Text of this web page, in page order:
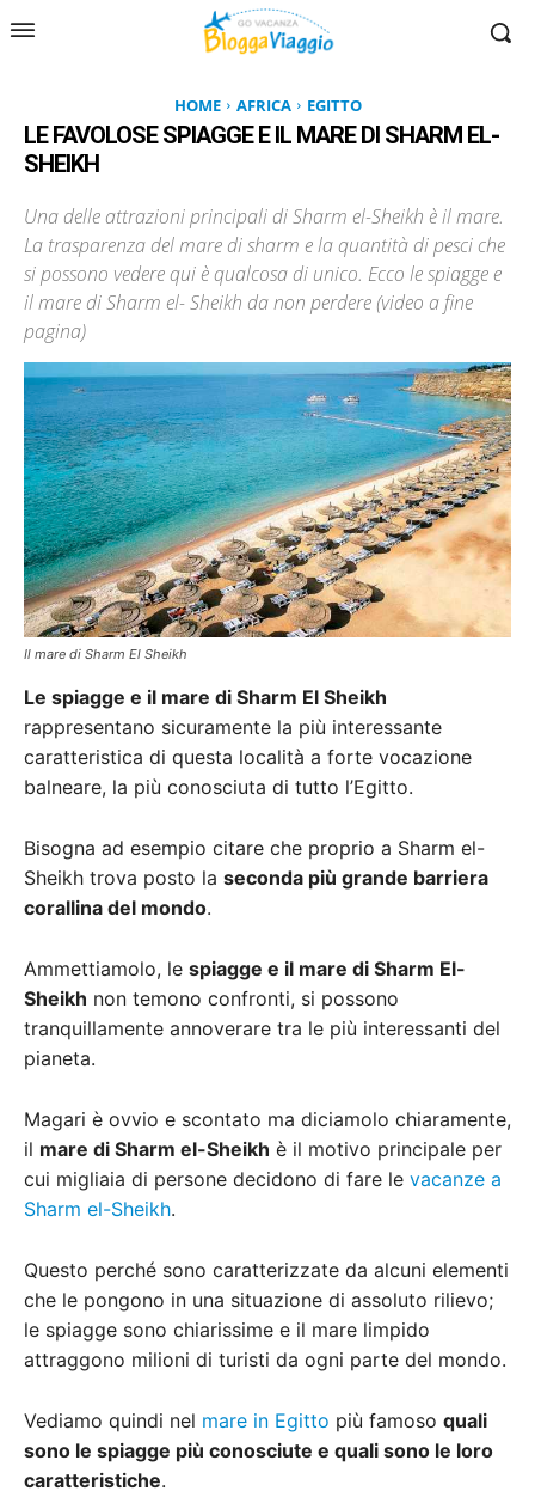
HOME AFRICA EGITTO
LE FAVOLOSE SPIAGGE E IL MARE DI SHARM EL-
SHEIKH
Una delle attrazioni principali di Sharm el-Sheikh è il mare.
La trasparenza del mare di sharm e la quantità di pesci che
si possono vedere qui è qualcosa di unico. Ecco le spiagge e
il mare di Sharm el- Sheikh da non perdere (video a fine
pagina)
Il mare di Sharm El Sheikh
Le spiagge e il mare di Sharm El Sheikh
rappresentano sicuramente la più interessante
caratteristica di questa località a forte vocazione
balneare, la più conosciuta di tutto l’Egitto.
Bisogna ad esempio citare che proprio a Sharm el-
Sheikh trova posto la seconda più grande barriera
corallina del mondo.
Ammettiamolo, le spiagge e il mare di Sharm El-
Sheikh non temono confronti, si possono
tranquillamente annoverare tra le più interessanti del
pianeta.
Magari è ovvio e scontato ma diciamolo chiaramente,
il mare di Sharm el-Sheikh è il motivo principale per
cui migliaia di persone decidono di fare le vacanze a
Sharm el-Sheikh.
Questo perché sono caratterizzate da alcuni elementi
che le pongono in una situazione di assoluto rilievo;
le spiagge sono chiarissime e il mare limpido
attraggono milioni di turisti da ogni parte del mondo.
Vediamo quindi nel mare in Egitto più famoso quali
sono le spiagge più conosciute e quali sono le loro
caratteristiche.